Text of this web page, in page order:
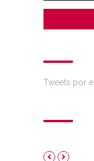
Tweets por